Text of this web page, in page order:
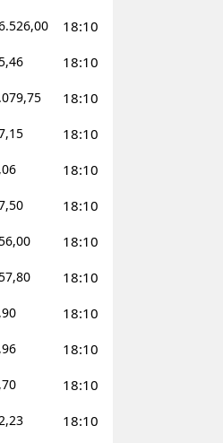
18:10
18:10
18:10
18:10
18:10
18:10
18:10
18:10
18:10
18:10
18:10
18:10